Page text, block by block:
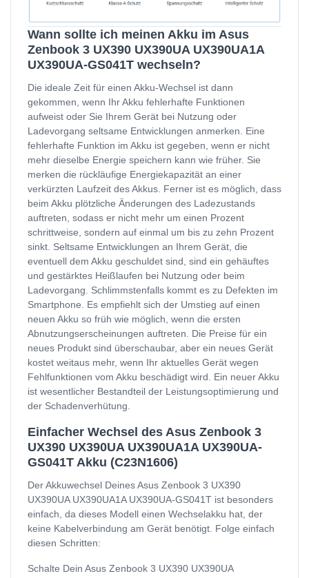
Wann sollte ich meinen Akku im Asus
Zenbook 3 UX390 UX390UA UX390UA1A
UX390UA-GS041T wechseln?
Die ideale Zeit für einen Akku-Wechsel ist dann
gekommen, wenn Ihr Akku fehlerhafte Funktionen
aufweist oder Sie Ihrem Gerät bei Nutzung oder
Ladevorgang seltsame Entwicklungen anmerken. Eine
fehlerhafte Funktion im Akku ist gegeben, wenn er nicht
mehr dieselbe Energie speichern kann wie früher. Sie
merken die rückläufige Energiekapazität an einer
verkürzten Laufzeit des Akkus. Ferner ist es möglich, dass
beim Akku plötzliche Änderungen des Ladezustands
auftreten, sodass er nicht mehr um einen Prozent
schrittweise, sondern auf einmal um bis zu zehn Prozent
sinkt. Seltsame Entwicklungen an Ihrem Gerät, die
eventuell dem Akku geschuldet sind, sind ein gehäuftes
und gestärktes Heißlaufen bei Nutzung oder beim
Ladevorgang. Schlimmstenfalls kommt es zu Defekten im
Smartphone. Es empfiehlt sich der Umstieg auf einen
neuen Akku so früh wie möglich, wenn die ersten
Abnutzungserscheinungen auftreten. Die Preise für ein
neues Produkt sind überschaubar, aber ein neues Gerät
kostet weitaus mehr, wenn Ihr aktuelles Gerät wegen
Fehlfunktionen vom Akku beschädigt wird. Ein neuer Akku
ist wesentlicher Bestandteil der Leistungsoptimierung und
der Schadenverhütung.
Einfacher Wechsel des Asus Zenbook 3
UX390 UX390UA UX390UA1A UX390UA-
GS041T Akku (C23N1606)
Der Akkuwechsel Deines Asus Zenbook 3 UX390
UX390UA UX390UA1A UX390UA-GS041T ist besonders
einfach, da dieses Modell einen Wechselakku hat, der
keine Kabelverbindung am Gerät benötigt. Folge einfach
diesen Schritten:
Schalte Dein Asus Zenbook 3 UX390 UX390UA